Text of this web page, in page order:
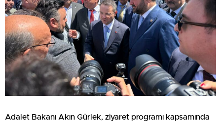
Adalet Bakanı Akın Gürlek, ziyaret programı kapsamında